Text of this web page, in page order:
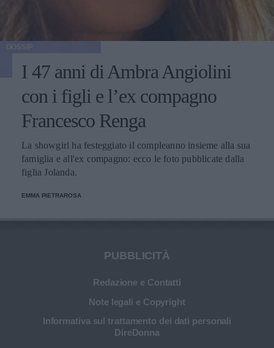
I 47 anni di Ambra Angiolini
con i figli e l’ex compagno
Francesco Renga
La showgirl ha festeggiato il compleanno insieme alla sua
famiglia e all'ex compagno: ecco le foto pubblicate dalla
figlia Jolanda.
EMMA PIETRAROSA
PUBBLICITÀ
Redazione e Contatti
Note legali e Copyright
Informativa sul trattamento dei dati personali
DireDonna